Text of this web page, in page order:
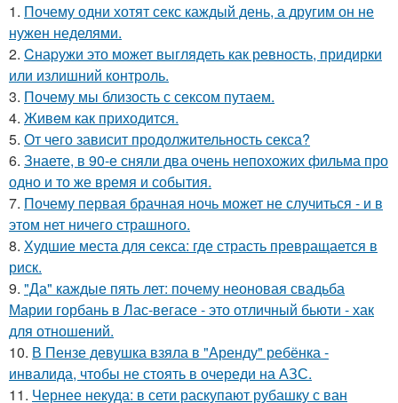
1. Почему одни хотят секс каждый день, а другим он не
нужен неделями.
2. Cнаpужи это может выглядеть как ревность, придирки
или излишний контроль.
3. Почему мы близость с сексом путаем.
4. Живeм как приходится.
5. От чего зависит продолжительность секса?
6. Знаете, в 90-е сняли два очень непохожих фильма про
одно и то же время и события.
7. Почему первая брачная ночь может не случиться - и в
этом нет ничего страшного.
8. Худшие места для секса: где страсть превращается в
риск.
9. "Да" каждые пять лет: почему неоновая свадьба
Марии горбань в Лас-вегасе - это отличный бьюти - хак
для отношений.
10. В Пензе девушка взяла в "Аренду" ребёнка -
инвалида, чтобы не стоять в очереди на АЗС.
11. Чернее некуда: в сети раскупают рубашку с ван